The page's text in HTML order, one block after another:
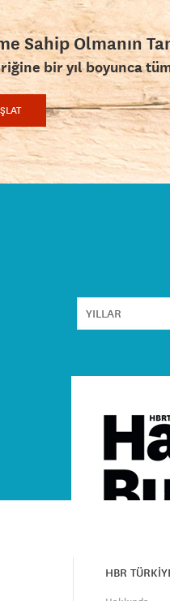
Sahip Olmanın
bir yıl boyunca
HBR